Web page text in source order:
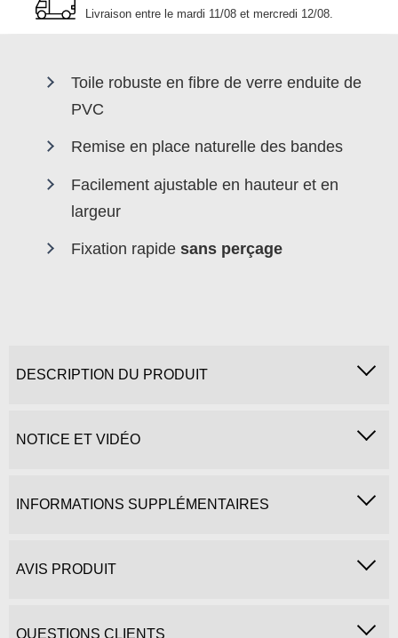
Livraison entre lemardi 11/08 et mercredi 12/08
Toile robuste en fibre de verre enduite de
PVC
Remise en place naturelle des bandes
Facilement ajustable en hauteur et en
largeur
Fixation rapide sans perçage
DESCRIPTION DU PRODUIT
NOTICE ET VIDÉO
INFORMATIONS SUPPLÉMENTAIRES
AVIS PRODUIT
QUESTIONS CLIENTS